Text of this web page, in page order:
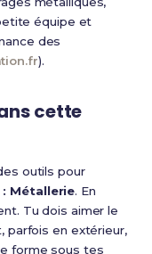
équipe et
des
).
cette
outils pour
Métallerie. En
Tu dois aimer le
parfois en extérieur,
forme sous tes